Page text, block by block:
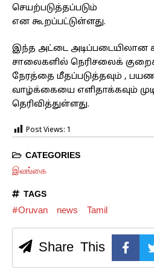
செயற்படுத்தப்படும்
என கூறப்பட்டுள்ளது.
இந்த அட்டை அடிப்படையிலான
சாலைகளில் நெரிசலைக்
நேரத்தை மீதப்படுத்தவும் ,
வாழ்க்கையை எளிதாக்கவும்
தெரிவித்துள்ளது.
Post Views: 1
CATEGORIES
இலங்கை
TAGS
#Oruvan news Tamil
Share This